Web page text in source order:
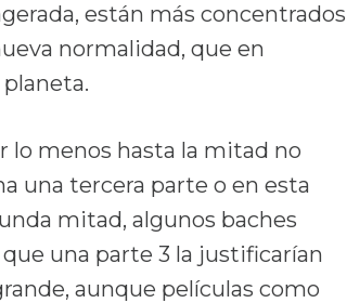
están más concentrados
normalidad, que en
lo menos hasta la mitad no
una tercera parte o en esta
mitad, algunos baches
una parte 3 la justificarían
aunque películas como